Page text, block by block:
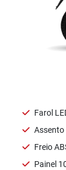
Farol
Freio
Painel